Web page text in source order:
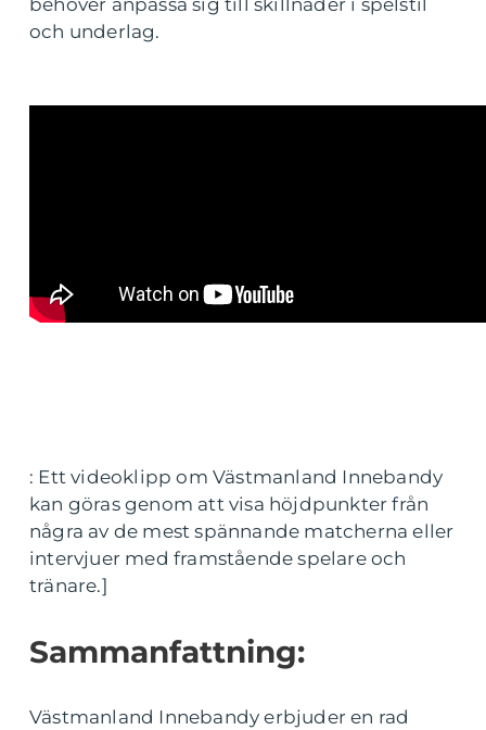
och underlag.
: Ett videoklipp om Västmanland Innebandy
kan göras genom att visa höjdpunkter från
några av de mest spännande matcherna eller
intervjuer med framstående spelare och
tränare.]
Sammanfattning:
Västmanland Innebandy erbjuder en rad